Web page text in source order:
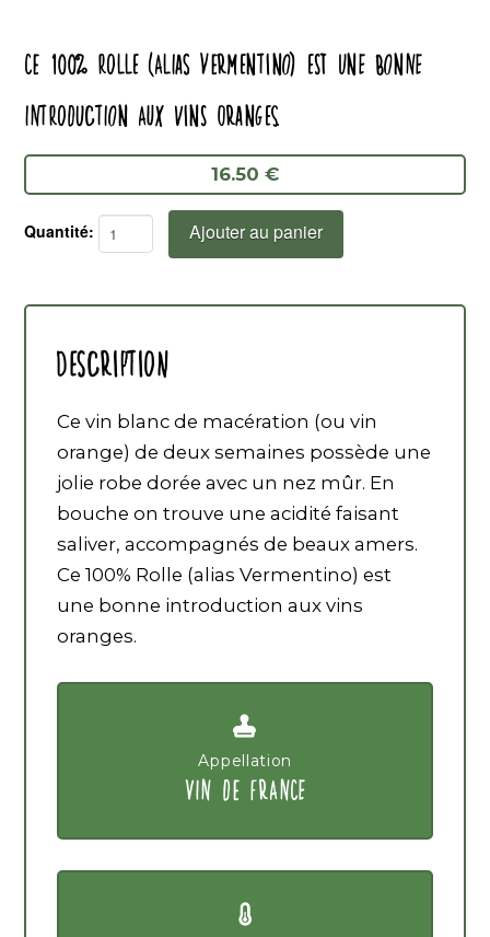
CE 100% ROLLE (ALIAS VERMENTINO) EST UNE BONNE
INTRODUCTION AUX VINS ORANGES.
16.50 €
Le
dans
Peau
Ajouter au panier
Description
Ce vin blanc de macération (ou vin
orange) de deux semaines possède une
jolie robe dorée avec un nez mûr. En
bouche on trouve une acidité faisant
saliver, accompagnés de beaux amers.
Ce 100% Rolle (alias Vermentino) est
une bonne introduction aux vins
oranges.
Appellation
VIN DE FRANCE